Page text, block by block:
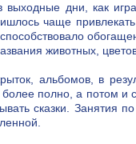
дни, как
чаще
животных, цветов
альбомов, в
более полно, а потом и
сказки. Занятия